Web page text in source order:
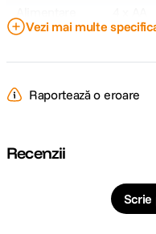
CAP BLIT SI AJUSTARI:
Cap bounce Da
COMPATIBILITATE SI
Vezi mai multe
Raportează o eroare
Recenzii
Scrie